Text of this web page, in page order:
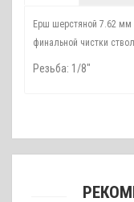
Ерш шерстяной 7.62 мм
финальной чистки
Резьба: 1/8"